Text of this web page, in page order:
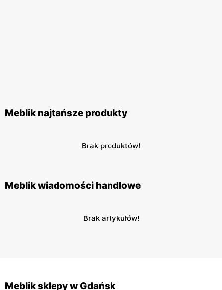
Meblik najtańsze produkty
Brak produktów!
Meblik wiadomości handlowe
Brak artykułów!
Meblik sklepy w Gdańsk